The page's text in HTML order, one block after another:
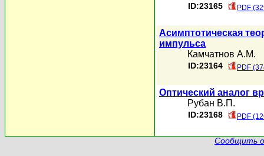
ID:23165 PDF
Асимптотическая
импульса
Камчатнов А.М.
ID:23164 PDF
Оптический аналог
Рубан В.П.
ID:23168 PDF
Сообщить о